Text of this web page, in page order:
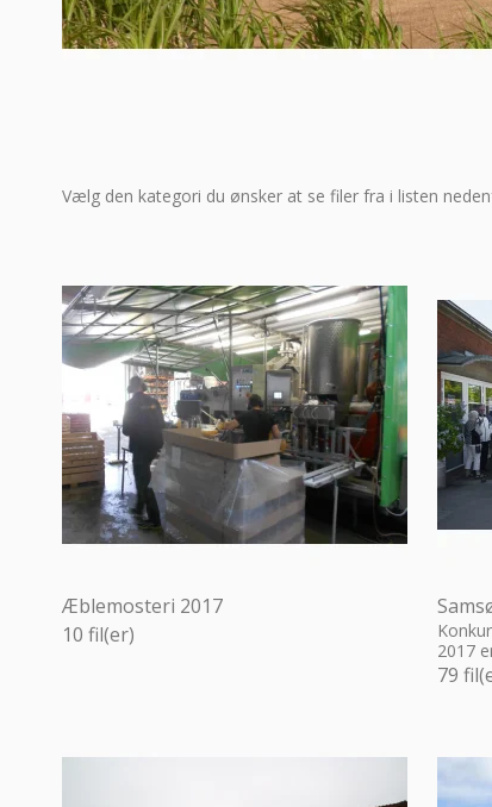
Vælg den kategori du ønsker at se filer fra i listen
Æblemosteri 2017
10 fil(er)
2017
79